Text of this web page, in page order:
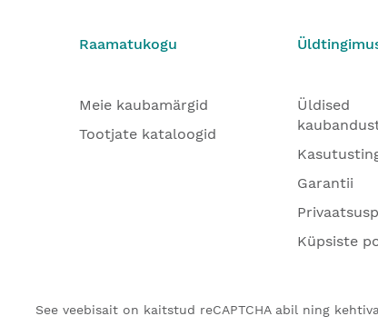
Raamatukogu
Meie kaubamärgid
Tootjate kataloogid
Üldised
Garantii
Küpsiste
See veebisait on kaitstud reCAPTCHA abil ning